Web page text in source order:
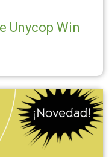
Unycop Win